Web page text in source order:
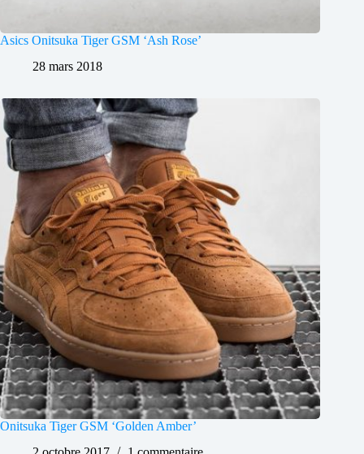
Asics Onitsuka Tiger GSM ‘Ash Rose’
28 mars 2018
Onitsuka Tiger GSM ‘Golden Amber’